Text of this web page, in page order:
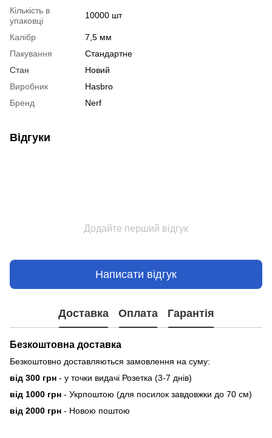
Кількість в
упаковці
10000 шт
Калібр
7,5 мм
Пакування
Стандартне
Стан
Новий
Виробник
Hasbro
Бренд
Nerf
Відгуки
Додайте перший відгук
Написати відгук
Доставка Оплата Гарантія
Безкоштовна доставка
Безкоштовно доставляються замовлення на суму:
від 300 грн - у точки видачі Розетка (3-7 днів)
від 1000 грн - Укрпоштою (для посилок завдовжки до 70 см)
від 2000 грн - Новою поштою